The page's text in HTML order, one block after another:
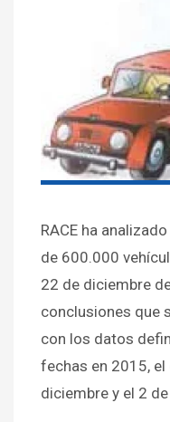
RACE ha
de 600.000
22 de diciembre
conclusiones que
con los datos
fechas en 2015,
diciembre y el 2 de